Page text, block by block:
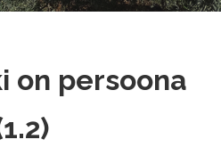
on persoona